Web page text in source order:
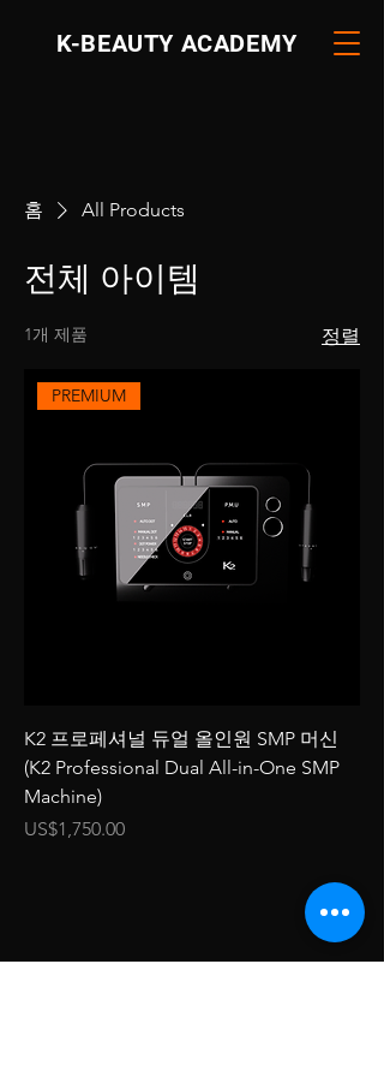
K-BEAUTY ACADEMY
홈 All Products
전체 아이템
1개 제품 정렬
PREMIUM
K2 프로페셔널 듀얼 올인원 SMP 머신
(K2 Professional Dual All-in-One SMP
Machine)
가격
US$1,750.00